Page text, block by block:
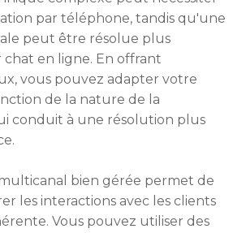
par téléphone, tandis qu'une
peut être résolue plus
en ligne. En offrant
vous pouvez adapter votre
de la nature de la
conduit à une résolution plus
bien gérée permet de
les interactions avec les clients
Vous pouvez utiliser des